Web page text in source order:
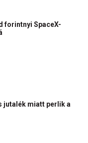
forintnyi SpaceX-
jutalék miatt perlik a